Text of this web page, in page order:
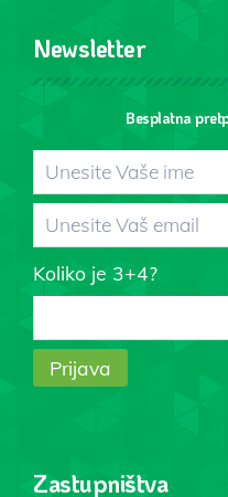
Newsletter
Besplatna
Koliko je 3+4?
Zastupništva